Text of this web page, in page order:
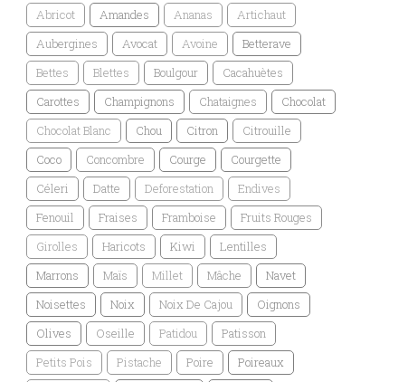
Abricot Amandes Ananas
Artichaut
Aubergines
Avocat Avoine
Betterave
Bettes
Blettes Boulgour
Cacahuètes
Carottes
Champignons Chataignes
Chocolat
Chocolat Blanc
Chou Citron
Citrouille
Coco
Concombre Courge
Courgette
Céleri
Datte Deforestation
Endives
Fenouil
Fraises Framboise
Fruits Rouges
Girolles
Haricots Kiwi
Lentilles
Marrons
Maïs Millet Mâche
Navet
Noisettes
Noix Noix De Cajou
Oignons
Olives
Oseille Patidou
Patisson
Petits Pois
Pistache Poire
Poireaux